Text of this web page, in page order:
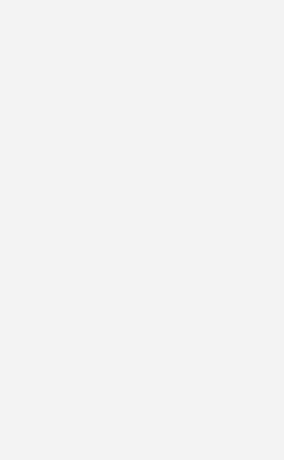
bitte richtig!
Hebegerät
schwere Scheiben
für E-Transporter
verhindern
so wichtig
der Fensterbefestigung
das Montagetraining
eines Fensters